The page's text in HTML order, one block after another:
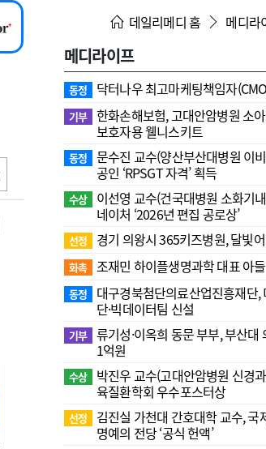
지침·기준·평가 약제급여 심사
데일리메디 홈 메디라
메디라이프
동정 닥터나우 최고마케팅책임자
기부 한화손해보험, 고대안암병원 소
보호자용 웰니스키트
동정
문수진 교수( 양산부산대병원 이
공인 ‘RPSGT 자격’ 획득
수상
이선영 교수(건국대병원 소화기
네이처 ‘2026년 편집 공로상’
선정 경기 의왕시 365키즈병원, 달빛
화촉 조재민 하이플생명과학 대표 아들
동정
대구경북첨단의료산업진흥재단,
단·빅데이터팀 신설
기부 류기성·이옥희 동문 부부, 부산대
1억원
수상
박진우 교수(고대안암병원 신경
육질환학회 우수포스터상
선정
김진실 가천대 간호대학 교수, 국
명예의 전당 ‘공식 헌액’